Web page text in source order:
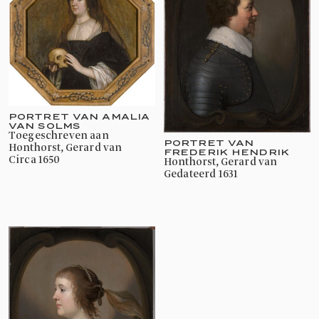
PORTRET VAN AMALIA
VAN SOLMS
toegeschreven aan
Honthorst, Gerard van
circa 1650
PORTRET VAN
FREDERIK HENDRIK
Honthorst, Gerard van
gedateerd 1631